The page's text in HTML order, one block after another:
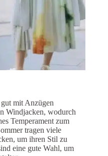
mit Anzügen
Windjacken, wodurch
Temperament zum
tragen viele
um ihren Stil zu
eine gute Wahl, um